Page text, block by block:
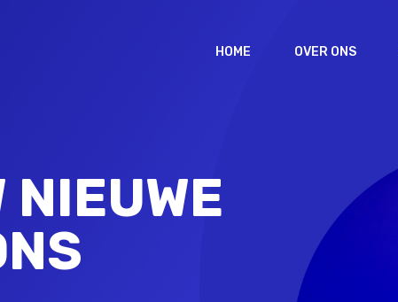
HOME OVER ONS